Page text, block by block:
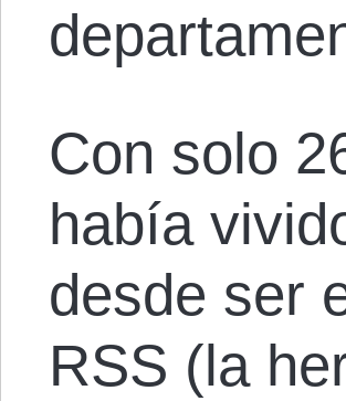
Con solo
había
desde ser
RSS (la